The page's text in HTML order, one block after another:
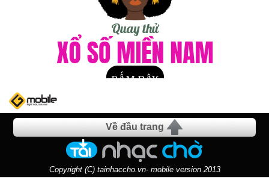
Về đầu trang
Copyright (C) tainhaccho.vn- mobile version 2013